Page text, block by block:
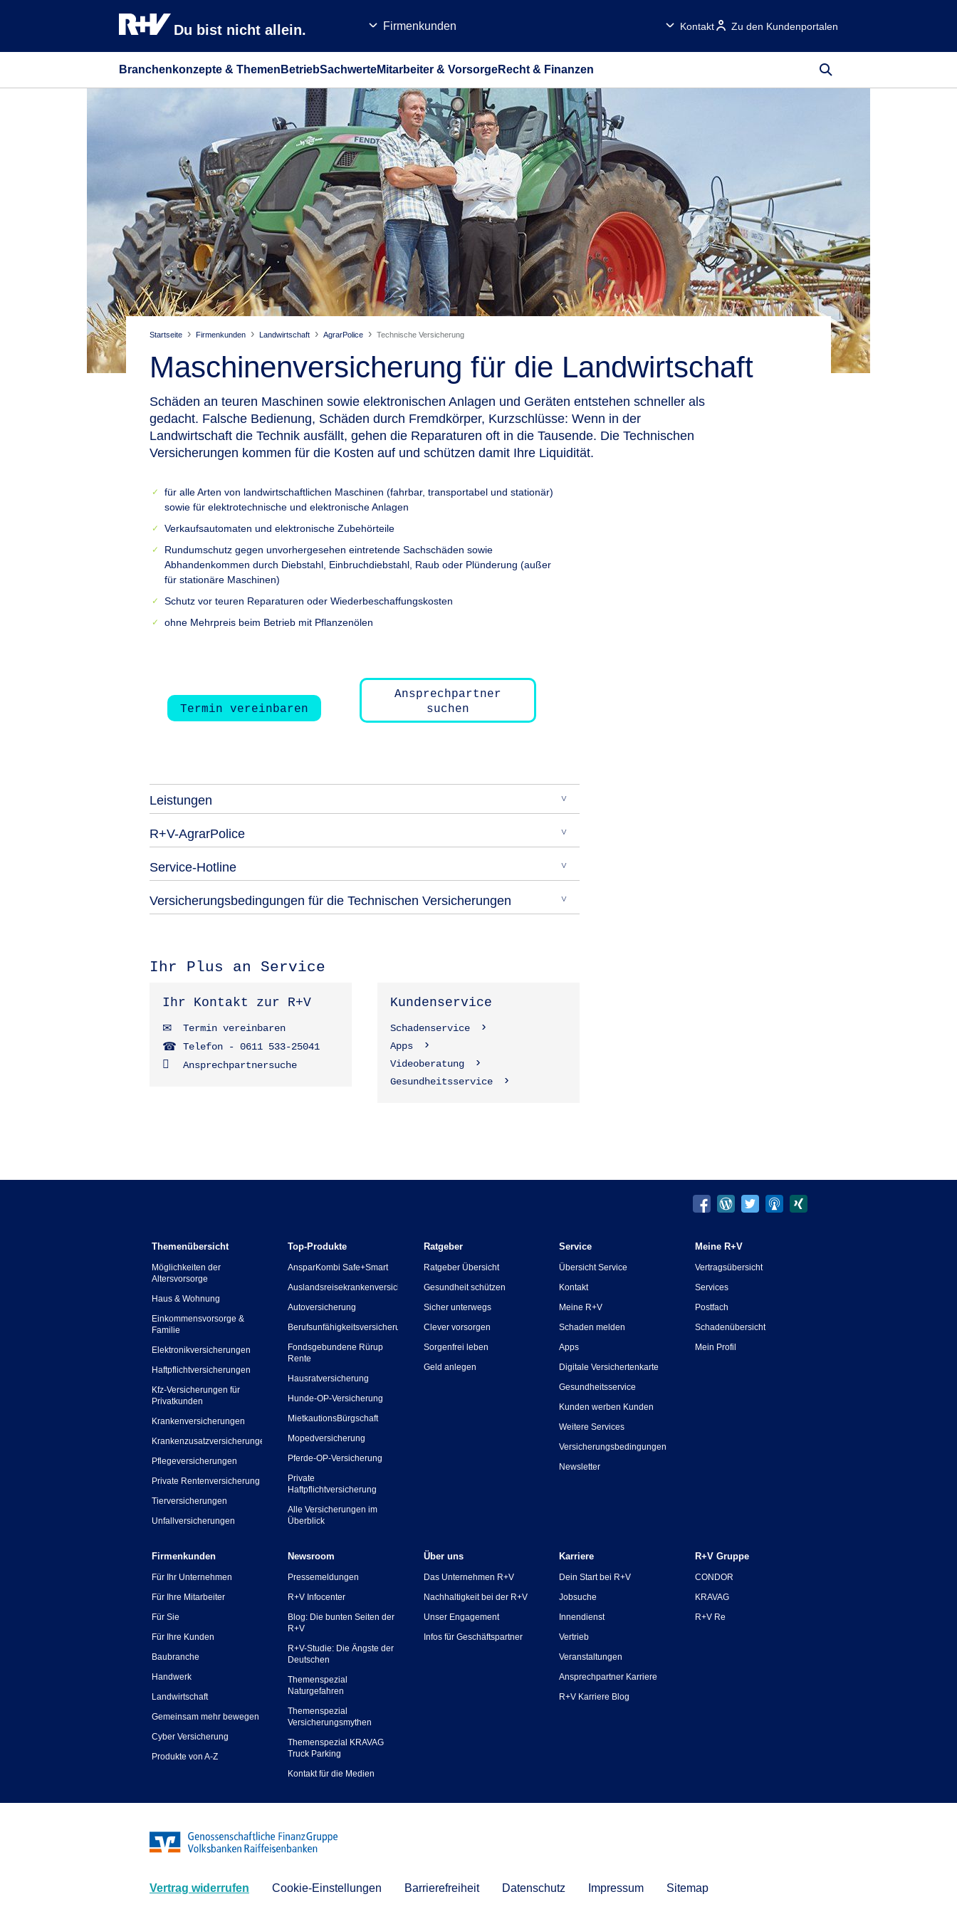
Du bist nicht allein. Firmenkunden Kontakt Zu den Kundenportalen
Branchenkonzepte & Themen BetriebSachwerteMitarbeiter & VorsorgeRecht & Finanzen
Startseite Firmenkunden Landwirtschaft AgrarPolice Technische Versicherung
Maschinenversicherung für die Landwirtschaft
Schäden an teuren Maschinen sowie elektronischen Anlagen und Geräten entstehen schneller als
gedacht. Falsche Bedienung, Schäden durch Fremdkörper, Kurzschlüsse: Wenn in der
Landwirtschaft die Technik ausfällt, gehen die Reparaturen oft in die Tausende. Die Technischen
Versicherungen kommen für die Kosten auf und schützen damit Ihre Liquidität.
für alle Arten von landwirtschaftlichen Maschinen (fahrbar, transportabel und stationär)
sowie für elektrotechnische und elektronische Anlagen
Verkaufsautomaten und elektronische Zubehörteile
Rundumschutz gegen unvorhergesehen eintretende Sachschäden sowie
Abhandenkommen durch Diebstahl, Einbruchdiebstahl, Raub oder Plünderung (außer
für stationäre Maschinen)
Schutz vor teuren Reparaturen oder Wiederbeschaffungskosten
ohne Mehrpreis beim Betrieb mit Pflanzenölen
Termin vereinbaren
Ansprechpartner
suchen
Leistungen
R+V-AgrarPolice
Service-Hotline
Versicherungsbedingungen für die Technischen Versicherungen
Ihr Plus an Service
Ihr Kontakt zur R+V
Termin vereinbaren
Telefon - 0611 533-25041
Ansprechpartnersuche
Kundenservice
Schadenservice
Apps
Videoberatung
Gesundheitsservice
Themenübersicht
Möglichkeiten der
Altersvorsorge
Haus & Wohnung
Einkommensvorsorge &
Familie
Elektronikversicherungen
Haftpflichtversicherungen
Kfz-Versicherungen für
Privatkunden
Krankenversicherungen
Krankenzusatzversicherungen
Pflegeversicherungen
Private Rentenversicherung
Tierversicherungen
Unfallversicherungen
Top-Produkte
AnsparKombi Safe+Smart
Auslandsreisekrankenversicherung
Autoversicherung
Berufsunfähigkeitsversicherung
Fondsgebundene Rürup
Rente
Hausratversicherung
Hunde-OP-Versicherung
MietkautionsBürgschaft
Mopedversicherung
Pferde-OP-Versicherung
Private
Haftpflichtversicherung
Alle Versicherungen im
Überblick
Ratgeber
Ratgeber Übersicht
Gesundheit schützen
Sicher unterwegs
Clever vorsorgen
Sorgenfrei leben
Geld anlegen
Service
Übersicht Service
Kontakt
Meine R+V
Schaden melden
Apps
Digitale Versichertenkarte
Gesundheitsservice
Kunden werben Kunden
Weitere Services
Versicherungsbedingungen
Newsletter
Meine R+V
Vertragsübersicht
Services
Postfach
Schadenübersicht
Mein Profil
Firmenkunden
Für Ihr Unternehmen
Für Ihre Mitarbeiter
Für Sie
Für Ihre Kunden
Baubranche
Handwerk
Landwirtschaft
Gemeinsam mehr bewegen
Cyber Versicherung
Produkte von A-Z
Newsroom
Pressemeldungen
R+V Infocenter
Blog: Die bunten Seiten der
R+V
R+V-Studie: Die Ängste der
Deutschen
Themenspezial
Naturgefahren
Themenspezial
Versicherungsmythen
Themenspezial KRAVAG
Truck Parking
Kontakt für die Medien
Über uns
Das Unternehmen R+V
Nachhaltigkeit bei der R+V
Unser Engagement
Infos für Geschäftspartner
Karriere
Dein Start bei R+V
Jobsuche
Innendienst
Vertrieb
Veranstaltungen
Ansprechpartner Karriere
R+V Karriere Blog
R+V Gruppe
CONDOR
KRAVAG
R+V Re
Vertrag widerrufen Cookie-Einstellungen Barrierefreiheit Datenschutz Impressum Sitemap